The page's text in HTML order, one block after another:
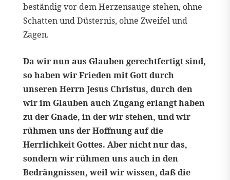
beständig vor dem Herzensauge stehen, ohne
Schatten und Düsternis, ohne Zweifel und
Zagen.
Da wir nun aus Glauben gerechtfertigt sind,
so haben wir Frieden mit Gott durch
unseren Herrn Jesus Christus, durch den
wir im Glauben auch Zugang erlangt haben
zu der Gnade, in der wir stehen, und wir
rühmen uns der Hoffnung auf die
Herrlichkeit Gottes. Aber nicht nur das,
sondern wir rühmen uns auch in den
Bedrängnissen, weil wir wissen, daß die